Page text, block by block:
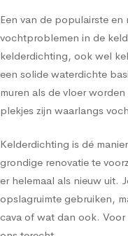
Een van de populairste
vochtproblemen in de
kelderdichting, ook wel
een solide waterdichte
muren als de vloer
plekjes zijn waarlangs
Kelderdichting is dé
grondige renovatie te
er helemaal als nieuw uit.
opslagruimte gebruiken,
cava of wat dan ook.